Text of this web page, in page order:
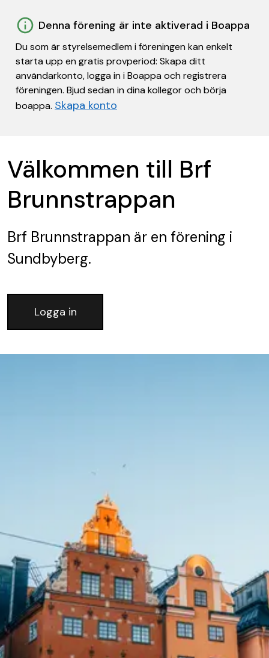
Denna förening är inte aktiverad i Boappa
Du som är styrelsemedlem i föreningen kan enkelt
starta upp en gratis provperiod: Skapa ditt
användarkonto, logga in i Boappa och registrera
föreningen. Bjud sedan in dina kollegor och börja
boappa. Skapa konto
Välkommen till Brf
Brunnstrappan
Brf Brunnstrappan är en förening i
Sundbyberg.
Logga in